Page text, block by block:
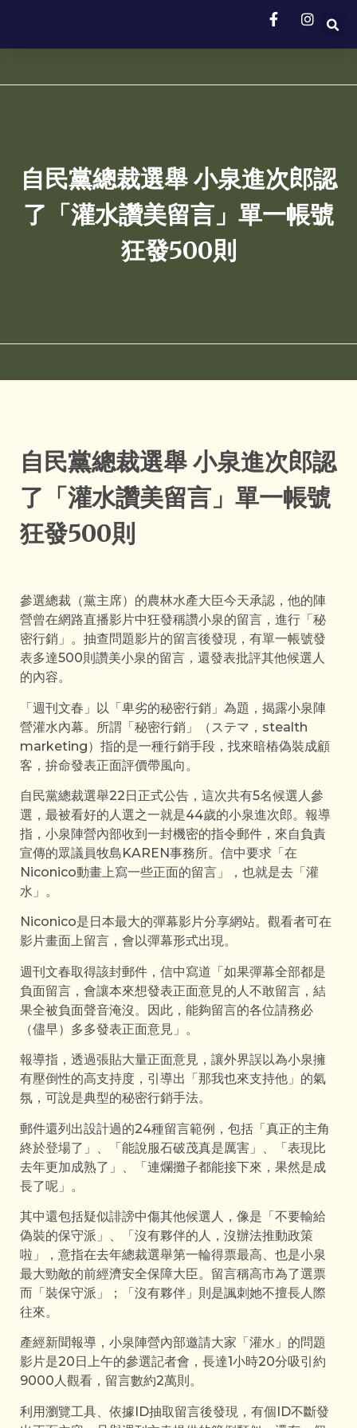
自民黨總裁選舉 小泉進次郎認
了「灌水讚美留言」單一帳號
狂發500則
自民黨總裁選舉 小泉進次郎認
了「灌水讚美留言」單一帳號
狂發500則
參選總裁（黨主席）的農林水產大臣今天承認，他的陣
營曾在網路直播影片中狂發稱讚小泉的留言，進行「秘
密行銷」。抽查問題影片的留言後發現，有單一帳號發
表多達500則讚美小泉的留言，還發表批評其他候選人
的內容。
「週刊文春」以「卑劣的秘密行銷」為題，揭露小泉陣
營灌水內幕。所謂「秘密行銷」（ステマ，stealth
marketing）指的是一種行銷手段，找來暗樁偽裝成顧
客，拚命發表正面評價帶風向。
自民黨總裁選舉22日正式公告，這次共有5名候選人參
選，最被看好的人選之一就是44歲的小泉進次郎。報導
指，小泉陣營內部收到一封機密的指令郵件，來自負責
宣傳的眾議員牧島KAREN事務所。信中要求「在
Niconico動畫上寫一些正面的留言」，也就是去「灌
水」。
Niconico是日本最大的彈幕影片分享網站。觀看者可在
影片畫面上留言，會以彈幕形式出現。
週刊文春取得該封郵件，信中寫道「如果彈幕全部都是
負面留言，會讓本來想發表正面意見的人不敢留言，結
果全被負面聲音淹沒。因此，能夠留言的各位請務必
（儘早）多多發表正面意見」。
報導指，透過張貼大量正面意見，讓外界誤以為小泉擁
有壓倒性的高支持度，引導出「那我也來支持他」的氣
氛，可說是典型的秘密行銷手法。
郵件還列出設計過的24種留言範例，包括「真正的主角
終於登場了」、「能說服石破茂真是厲害」、「表現比
去年更加成熟了」、「連爛攤子都能接下來，果然是成
長了呢」。
其中還包括疑似誹謗中傷其他候選人，像是「不要輸給
偽裝的保守派」、「沒有夥伴的人，沒辦法推動政策
啦」，意指在去年總裁選舉第一輪得票最高、也是小泉
最大勁敵的前經濟安全保障大臣。留言稱高市為了選票
而「裝保守派」；「沒有夥伴」則是諷刺她不擅長人際
往來。
產經新聞報導，小泉陣營內部邀請大家「灌水」的問題
影片是20日上午的參選記者會，長達1小時20分吸引約
9000人觀看，留言數約2萬則。
利用瀏覽工具、依據ID抽取留言後發現，有個ID不斷發